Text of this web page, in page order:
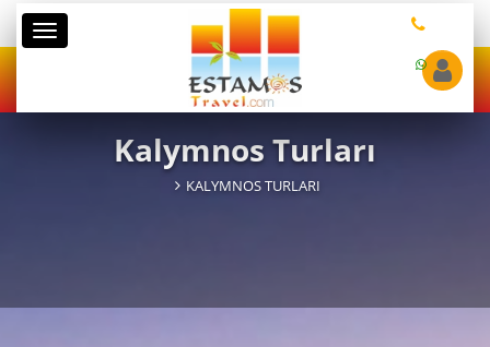
Kategoriler
Kalymnos Turları
KALYMNOS TURLARI